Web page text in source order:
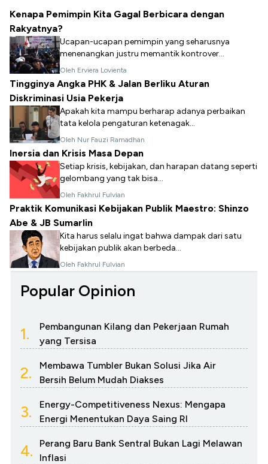
Kenapa Pemimpin Kita Gagal Berbicara dengan
Rakyatnya?
Ucapan-ucapan pemimpin yang seharusnya
menenangkan justru memantik kontrover...
Oleh Erviera Lovienta
Tingginya Angka PHK & Jalan Berliku Aturan
Diskriminasi Usia Pekerja
Apakah kita mampu berharap adanya perbaikan
tata kelola pengaturan ketenagak...
Oleh Nur Fauzi Ramadhan
Inersia dan Krisis Masa Depan
Setiap krisis, kebijakan, dan harapan datang seperti
gelombang yang tak bisa...
Oleh Fakhrul Fulvian
Praktik Komunikasi Kebijakan Publik Maestro: Shinzo
Abe & JB Sumarlin
Kita harus selalu ingat bahwa dampak dari satu
kebijakan publik akan berbeda...
Oleh Fakhrul Fulvian
Popular Opinion
1.
Pembangunan Kilang dan Pekerjaan Rumah
yang Tersisa
2.
Membawa Tumbler Bukan Solusi Jika Air
Bersih Belum Mudah Diakses
3.
Energy-Competitiveness Nexus: Mengapa
Energi Menentukan Daya Saing RI
4.
Perang Baru Bank Sentral Bukan Lagi Melawan
Inflasi